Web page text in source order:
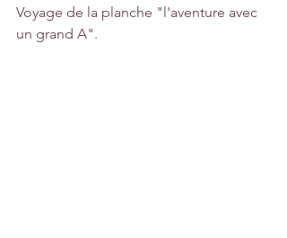
Voyage de la planche "l'aventure avec
un grand A".